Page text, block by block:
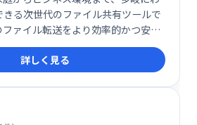
る次世代のファイル共有ツールで
ァイル転送をより効率的かつ安全
ぜひ一度試してみていただきたいサ
詳しく見る